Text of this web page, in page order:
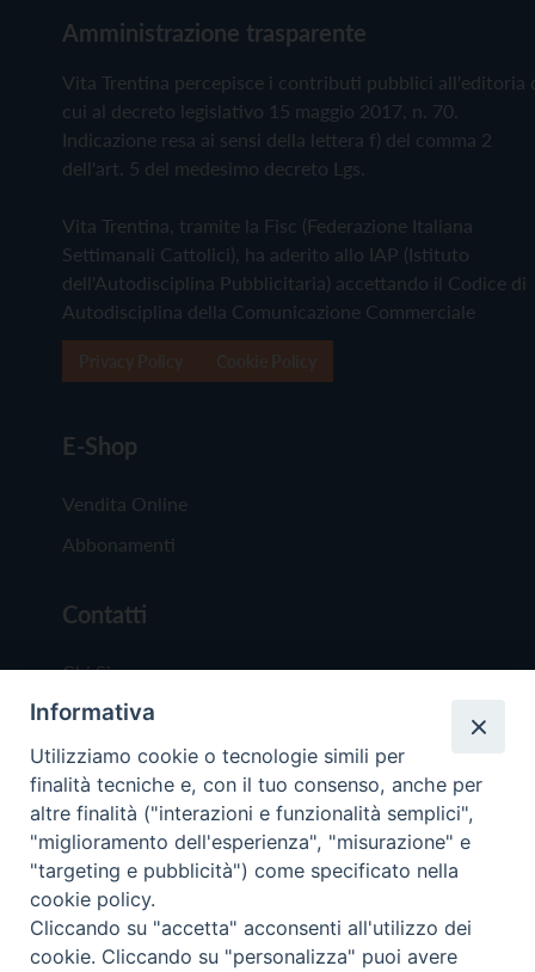
Amministrazione trasparente
Vita Trentina percepisce i contributi pubblici all'editoria
cui al decreto legislativo 15 maggio 2017, n. 70.
Indicazione resa ai sensi della lettera f) del comma 2
dell'art. 5 del medesimo decreto Lgs.
Vita Trentina, tramite la Fisc (Federazione Italiana
Settimanali Cattolici), ha aderito allo IAP (Istituto
dell'Autodisciplina Pubblicitaria) accettando il Codice di
Autodisciplina della Comunicazione Commerciale
E-Shop
Vendita Online
Abbonamenti
Contatti
Chi Siamo
Redazione
Scrivici
Copyright © 2019 - Tutti i diritti riservati - Vita
Trentina Editrice
Informativa
Utilizziamo cookie o tecnologie simili per
finalità tecniche e, con il tuo consenso, anche per
altre finalità ("interazioni e funzionalità semplici",
"miglioramento dell'esperienza", "misurazione" e
"targeting e pubblicità") come specificato nella
cookie policy.
Cliccando su "accetta" acconsenti all'utilizzo dei
cookie. Cliccando su "personalizza" puoi avere